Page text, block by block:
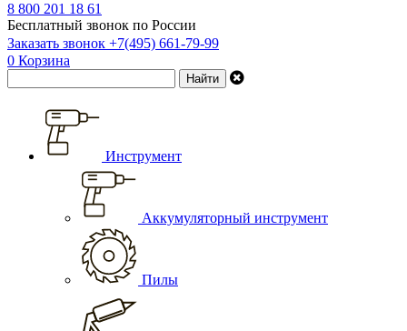
8 800 201 18 61
Бесплатный звонок по России
Заказать звонок +7(495) 661-79-99
0 Корзина
Инструмент
Аккумуляторный инструмент
Пилы